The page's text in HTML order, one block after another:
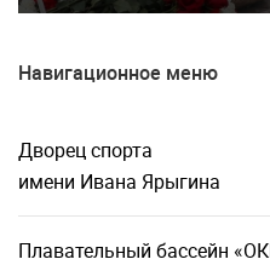
Навигационное меню
Дворец спорта
имени Ивана Ярыгина
Плавательный бассейн